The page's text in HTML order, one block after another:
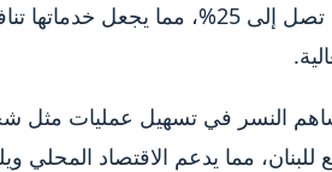
كما تقدم النسر عروضاً موسمية وخصومات تصل
النسر في تسهيل عمليات مثل
مما يدعم الاقتصاد المحلي